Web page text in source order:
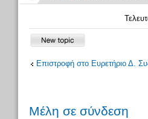
Επιστροφή στο Ευρετήριο Δ.
Μέλη σε σύνδεση